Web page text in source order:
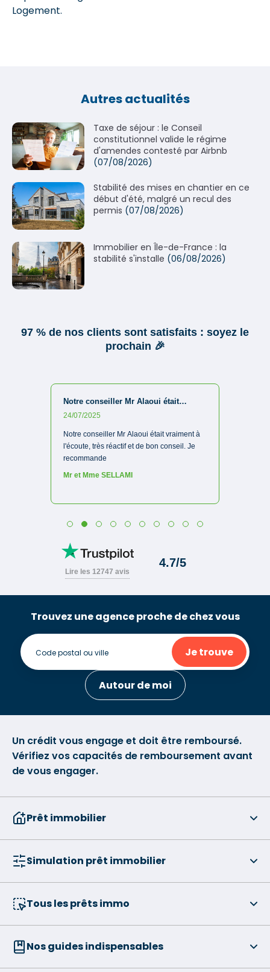
Logement.
Autres actualités
Taxe de séjour : le Conseil
constitutionnel valide le régime
d'amendes contesté par Airbnb
(07/08/2026)
Stabilité des mises en chantier en ce
début d'été, malgré un recul des
permis (07/08/2026)
Immobilier en Île-de-France : la
stabilité s'installe (06/08/2026)
Trouvez une agence proche de chez vous
Je trouve
Autour de moi
Un crédit vous engage et doit être remboursé.
Vérifiez vos capacités de remboursement avant
de vous engager.
Prêt immobilier
Simulation prêt immobilier
Tous les prêts immo
Nos guides indispensables